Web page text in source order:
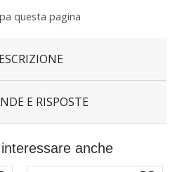
questa pagina
E RISPOSTE
anche